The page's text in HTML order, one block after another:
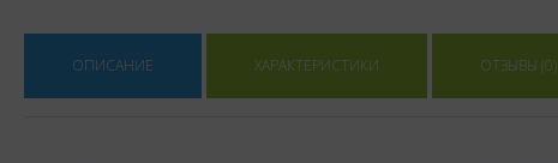
ОПИСАНИЕ ХАРАКТЕРИСТИКИ ОТЗЫВЫ (0)